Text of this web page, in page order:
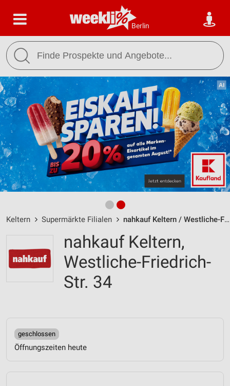
Berlin
Keltern Supermärkte Filialen nahkauf Keltern / Westliche-Friedrich-Str. 34 - Öffnungszeiten & Adresse
nahkauf Keltern,
Westliche-Friedrich-
Str. 34
geschlossen
Öffnungszeiten heute